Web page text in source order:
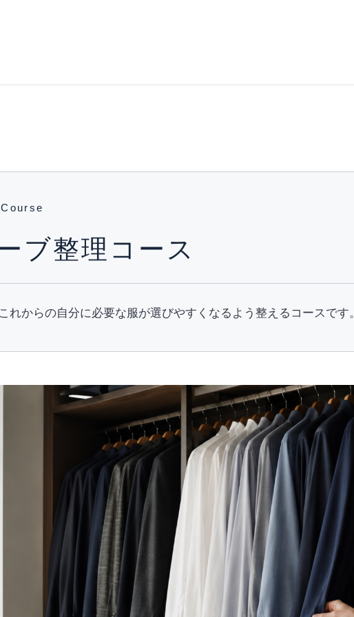
ブ整理コース
れからの自分に必要な服が選びやすくなるよう整えるコースです